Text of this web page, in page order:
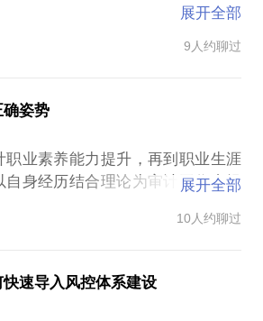
么办？
？
老师，辅导风格：
论用亲身经历的案例进行深层次剖
浅出；
有效，课程贴合工作场景，转化
展开全部
9人约聊过
姿势
职业素养能力提升，再到职业生涯
自身经历结合理论为审计工作者提
梦到的最好的自己。帮你解答以下
做审计吗？
毕业后我的第一份工作是做审计
展开全部
10人约聊过
速导入风控体系建设